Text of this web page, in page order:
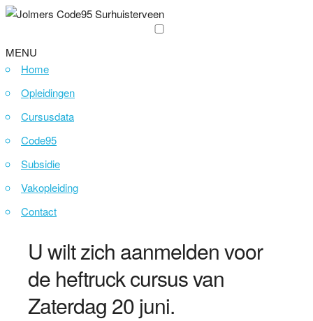
MENU
Home
Opleidingen
Cursusdata
Code95
Subsidie
Vakopleiding
Contact
U wilt zich aanmelden voor
de heftruck cursus van
Zaterdag 20 juni.